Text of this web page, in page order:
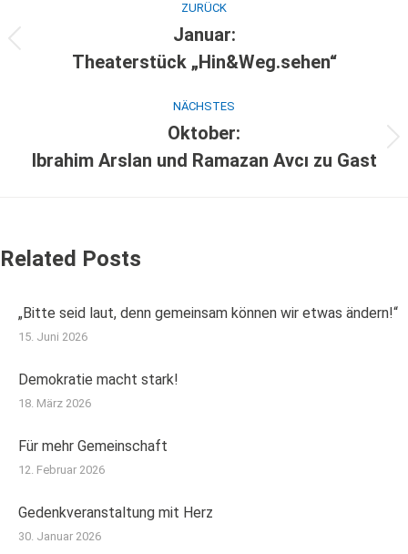
ZURÜCK
Januar:
Theaterstück „Hin&Weg.sehen“
NÄCHSTES
Oktober:
Ibrahim Arslan und Ramazan Avcı zu Gast
Related Posts
„Bitte seid laut, denn gemeinsam können wir etwas ändern!“
15. Juni 2026
Demokratie macht stark!
18. März 2026
Für mehr Gemeinschaft
12. Februar 2026
Gedenkveranstaltung mit Herz
30. Januar 2026